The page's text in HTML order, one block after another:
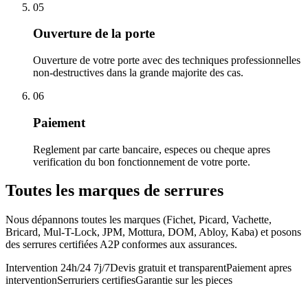
05
Ouverture de la porte
Ouverture de votre porte avec des techniques professionnelles
non-destructives dans la grande majorite des cas.
06
Paiement
Reglement par carte bancaire, especes ou cheque apres
verification du bon fonctionnement de votre porte.
Toutes les marques de serrures
Nous dépannons toutes les marques (Fichet, Picard, Vachette,
Bricard, Mul-T-Lock, JPM, Mottura, DOM, Abloy, Kaba) et posons
des serrures certifiées A2P conformes aux assurances.
Intervention 24h/24 7j/7Devis gratuit et transparentPaiement apres
interventionSerruriers certifiesGarantie sur les pieces